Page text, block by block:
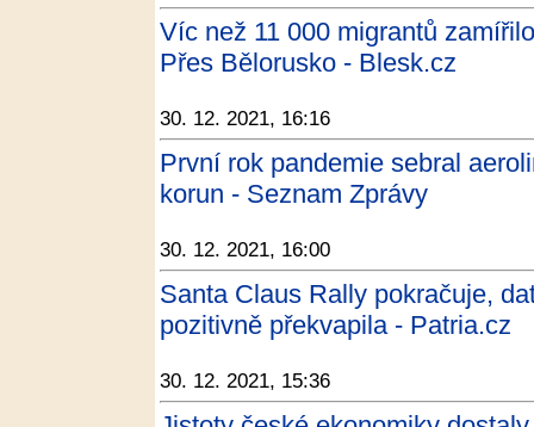
Víc než 11 000 migrantů
Přes Bělorusko - Blesk.cz
30. 12. 2021, 16:16
První rok pandemie sebral
korun - Seznam Zprávy
30. 12. 2021, 16:00
Santa Claus Rally pokračuje,
pozitivně překvapila - Patria.cz
30. 12. 2021, 15:36